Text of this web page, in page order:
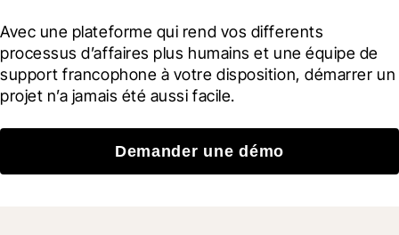
Avec une plateforme qui rend vos differents
processus d’affaires plus humains et une équipe de
support francophone à votre disposition, démarrer un
projet n’a jamais été aussi facile.
Demander une démo